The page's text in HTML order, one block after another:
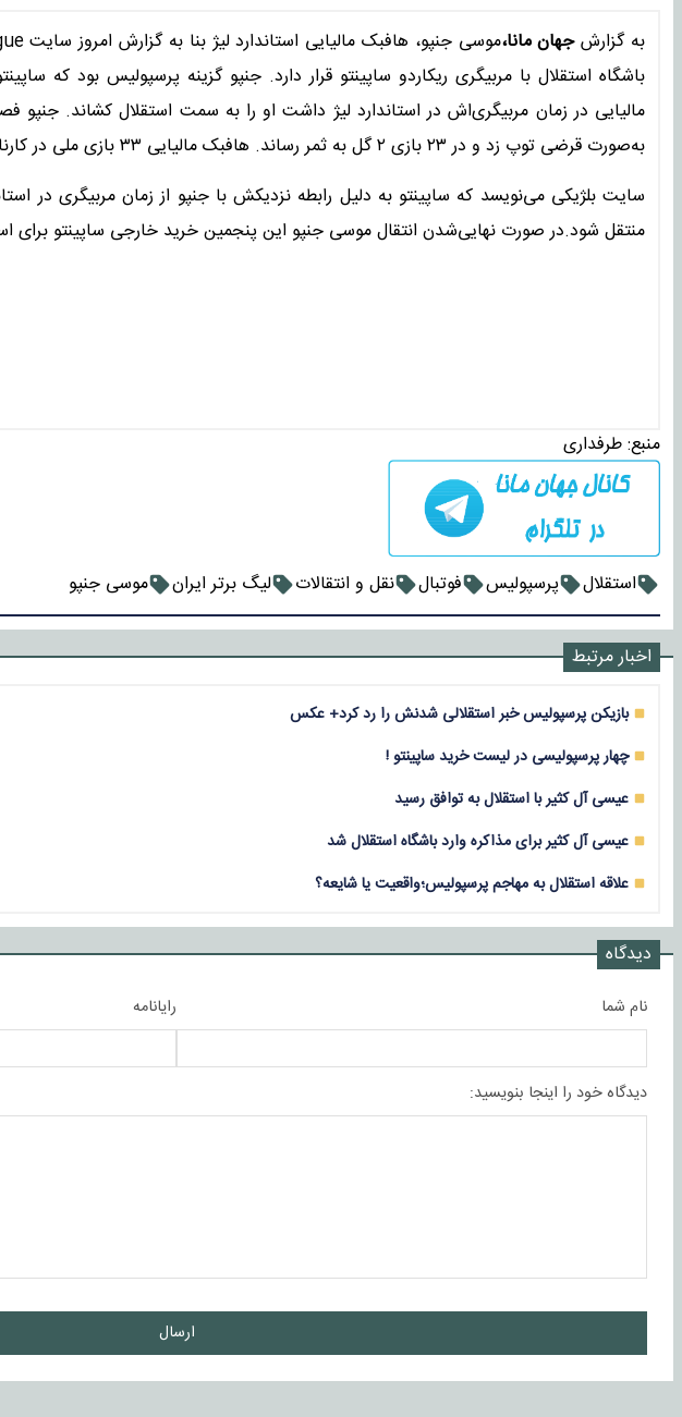
به گزارشجهان مانا،
باشگاه استقلال با مربیگری ریکاردو ساپینتو قرار دارد. جنپو گزینه پرسپولیس بود که
مالیایی در زمان مربیگری‌اش در استاندارد لیژ داشت او را به سمت استقلال کشاند. جنپو
به‌صورت قرضی توپ زد و در ۲۳ بازی ۲ گل به ثمر رساند. هافبک مالیایی ۳۳ بازی ملی در کارنامه‌اش دارد و ۳ گل به ثمر رسانده است.
سایت بلژیکی می‌نویسد که ساپینتو به دلیل رابطه نزدیکش با جنپو از زمان مربیگری در
منتقل شود.در صورت نهایی‌شدن انتقال موسی جنپو این پنجمین خرید خارجی ساپینتو برای
منبع:طرفداری
استقلال پرسپولیس فوتبال نقل و انتقالات لیگ برتر ایران موسی جنپو
اخبار مرتبط
بازیکن پرسپولیس خبر استقلالی شدنش را رد کرد+ عکس
چهار پرسپولیسی در لیست خرید ساپینتو !
عیسی آل کثیر با استقلال به توافق رسید
عیسی آل کثیر برای مذاکره وارد باشگاه استقلال شد
علاقه استقلال به مهاجم پرسپولیس؛واقعیت یا شایعه‌؟
دیدگاه
نام شما رایانامه
دیدگاه خود را اینجا بنویسید:
ارسال